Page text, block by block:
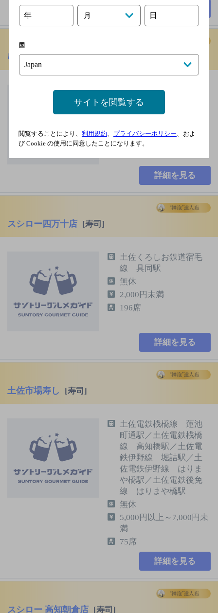
詳細を見る
串カツ田中高知店 [串揚げ]
とさでん交通（伊野-後
免町） 堀詰駅 徒歩4分
70席
詳細を見る
スシロー四万十店 [寿司]
土佐くろしお鉄道宿毛
線 具同駅
無休
2,000円未満
196席
詳細を見る
土佐市場寿し [寿司]
土佐電鉄桟橋線 蓮池
町通駅／土佐電鉄桟橋
線 高知橋駅／土佐電
鉄伊野線 堀詰駅／土
佐電鉄伊野線 はりま
や橋駅／土佐電鉄後免
線 はりまや橋駅
無休
5,000円以上～7,000円未
満
75席
詳細を見る
スシロー 高知朝倉店 [寿司]
年 月 日
国
サイトを閲覧する
閲覧することにより、 利用規約 プライバシーポリシー 、およ
び Cookie の使用に同意したことになります。